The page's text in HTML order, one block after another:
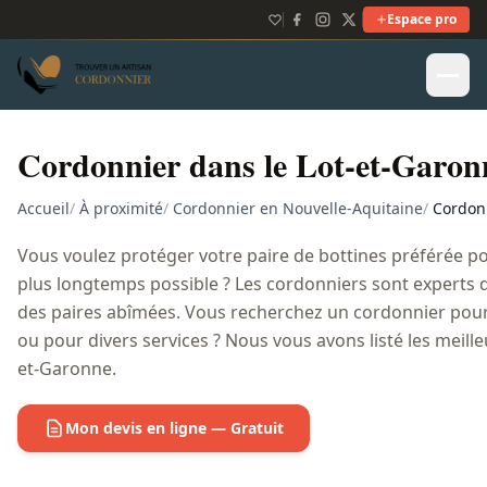
Espace pro
Cordonnier dans le Lot-et-
Accueil/ À proximité/ Cordonnier en Nouvelle-Aquitaine/
Vous voulez protéger votre paire de bottines préférée
plus longtemps possible ? Les cordonniers sont experts
des paires abîmées. Vous recherchez un cordonnier
ou pour divers services ? Nous vous avons listé les
et-Garonne.
Mon devis en ligne — Gratuit